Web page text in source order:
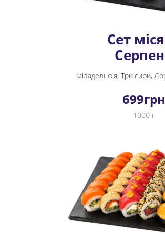
Сет
699грн
1000 г